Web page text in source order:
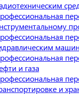
и газа
и